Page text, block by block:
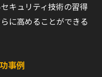
キュリティ技術の習得
に高めることができる
事例